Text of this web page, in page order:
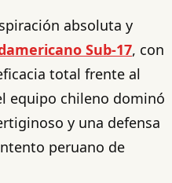
absoluta y
Sub-17, con
total frente al
equipo chileno dominó
y una defensa
peruano de